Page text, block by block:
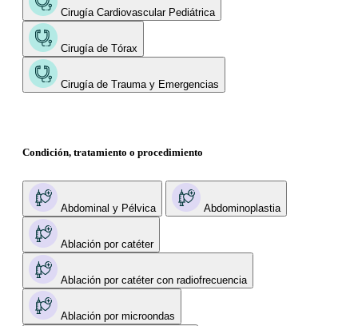
Cirugía Cardiovascular Pediátrica
Cirugía de Tórax
Cirugía de Trauma y Emergencias
Condición, tratamiento o procedimiento
Abdominal y Pélvica Abdominoplastia
Ablación por catéter
Ablación por catéter con radiofrecuencia
Ablación por microondas